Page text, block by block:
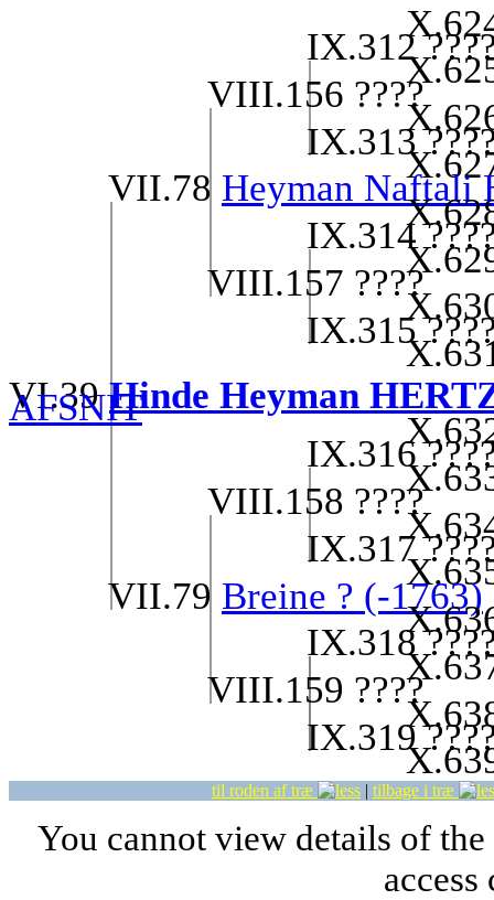
IX.312
VIII.156 ????
IX.313
VII.78 Heyman Naftali
IX.314
VIII.157 ????
IX.315
VI.39Hinde Heyman
AFSNIT
IX.316
VIII.158 ????
IX.317
VII.79 Breine ? (-1763)
IX.318
VIII.159 ????
IX.319
til roden af træ | tilbage i træ
You cannot view details of